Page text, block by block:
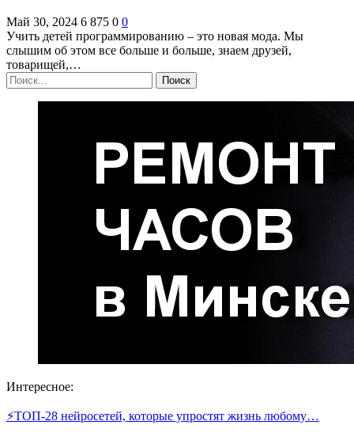
Май 30, 2024 6 875 0 0
Учить детей программированию – это новая мода. Мы
слышим об этом все больше и больше, знаем друзей,
товарищей,…
Интересное:
⚡ТОП-28 нейросетей, которые упростят жизнь любому…